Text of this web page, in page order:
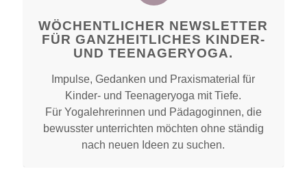
WÖCHENTLICHER NEWSLETTER
FÜR GANZHEITLICHES KINDER-
UND TEENAGERYOGA.
Impulse, Gedanken und Praxismaterial für
Kinder- und Teenageryoga mit Tiefe.
Für Yogalehrerinnen und Pädagoginnen, die
bewusster unterrichten möchten ohne ständig
nach neuen Ideen zu suchen.